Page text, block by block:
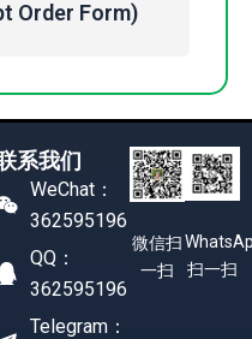
Order Form)
系我们
WeChat：
362595196
QQ：
362595196
Telegram：
微信扫
一扫
扫一扫